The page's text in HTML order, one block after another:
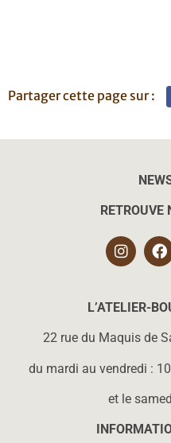
Partager cette page sur :
L’ATELIER-
22 rue du Maquis de
du mardi au vendredi :
et le
RETROUVE